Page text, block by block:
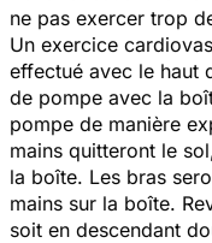
ne pas exercer trop
Un exercice
effectué avec le haut
de pompe avec la
pompe de manière
mains quitteront le
la boîte. Les bras
mains sur la boîte.
soit en descendant